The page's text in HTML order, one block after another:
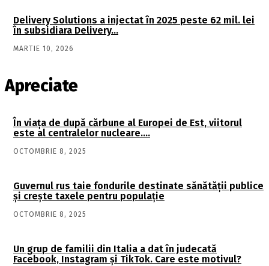
Delivery Solutions a injectat în 2025 peste 62 mil. lei
în subsidiara Delivery…
MARTIE 10, 2026
Apreciate
În viaţa de după cărbune al Europei de Est, viitorul
este al centralelor nucleare….
OCTOMBRIE 8, 2025
Guvernul rus taie fondurile destinate sănătății publice
și crește taxele pentru populație
OCTOMBRIE 8, 2025
Un grup de familii din Italia a dat în judecată
Facebook, Instagram și TikTok. Care este motivul?